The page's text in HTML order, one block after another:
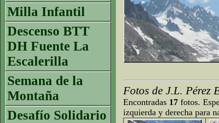
Milla Infantil
Descenso BTT
DH Fuente La
Escalerilla
Semana de la
Montaña
Desafío Solidario
Fotos de J.L. Pérez
Encontradas 17 fotos.
izquierda y derecha para